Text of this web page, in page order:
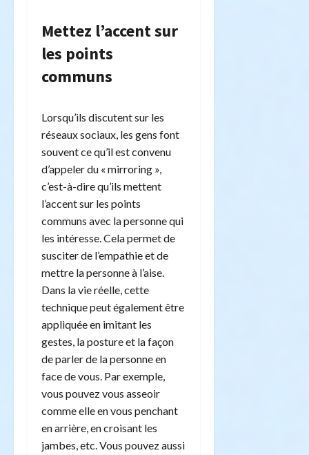
Mettez l’accent sur
les points
communs
Lorsqu’ils discutent sur les
réseaux sociaux, les gens font
souvent ce qu’il est convenu
d’appeler du « mirroring »,
c’est-à-dire qu’ils mettent
l’accent sur les points
communs avec la personne qui
les intéresse. Cela permet de
susciter de l’empathie et de
mettre la personne à l’aise.
Dans la vie réelle, cette
technique peut également être
appliquée en imitant les
gestes, la posture et la façon
de parler de la personne en
face de vous. Par exemple,
vous pouvez vous asseoir
comme elle en vous penchant
en arrière, en croisant les
jambes, etc. Vous pouvez aussi